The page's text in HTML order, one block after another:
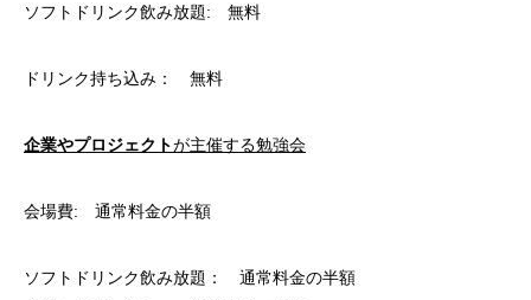
ソフトドリンク飲み放題: 無料
ドリンク持ち込み： 無料
企業やプロジェクトが主催する勉強会
会場費: 通常料金の半額
ソフトドリンク飲み放題： 通常料金の半額